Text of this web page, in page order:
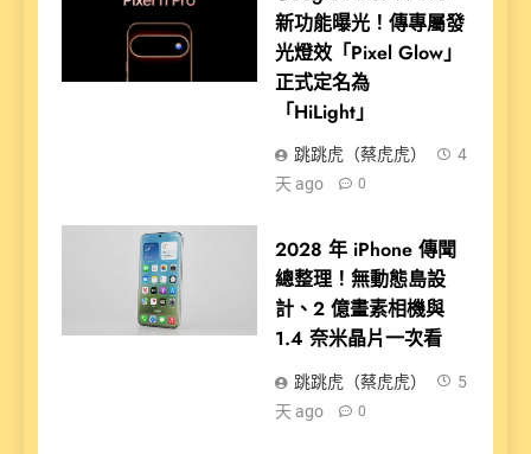
新功能曝光！傳專屬發
光燈效「Pixel Glow」
正式定名為
「HiLight」
跳跳虎（蔡虎虎）
4
天 ago
0
2028 年 iPhone 傳聞
總整理！無動態島設
計、2 億畫素相機與
1.4 奈米晶片一次看
跳跳虎（蔡虎虎）
5
天 ago
0